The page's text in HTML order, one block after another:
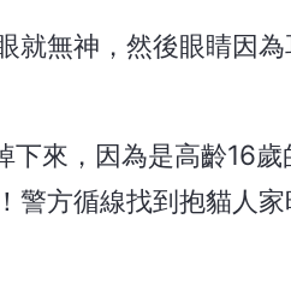
就無神，然後眼睛因
來，因為是高齡16
警方循線找到抱貓人